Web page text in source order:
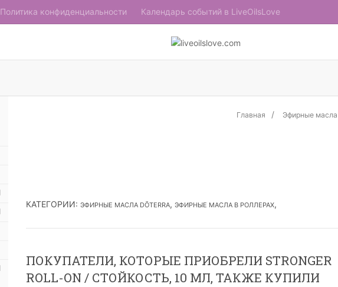
Политика конфиденциальности Календарь событий в LiveOilsLove
Главная Эфирные масла
КАТЕГОРИИ: ЭФИРНЫЕ МАСЛА DŌTERRA, ЭФИРНЫЕ МАСЛА В РОЛЛЕРАХ,
ПОКУПАТЕЛИ, КОТОРЫЕ ПРИОБРЕЛИ STRONGER
ROLL-ON / СТОЙКОСТЬ, 10 МЛ, ТАКЖЕ КУПИЛИ